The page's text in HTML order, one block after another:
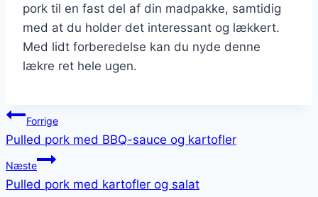
pork til en fast del af din madpakke, samtidig
med at du holder det interessant og lækkert.
Med lidt forberedelse kan du nyde denne
lækre ret hele ugen.
Indlægsnavigation
Forrige
Pulled pork med BBQ-sauce og kartofler
Næste
Pulled pork med kartofler og salat